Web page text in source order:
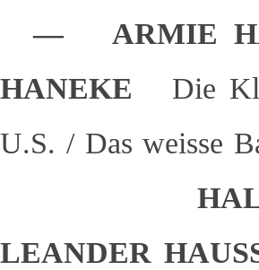
— ARMIE
HANEKE Die
U.S. / Das weisse
LEANDER